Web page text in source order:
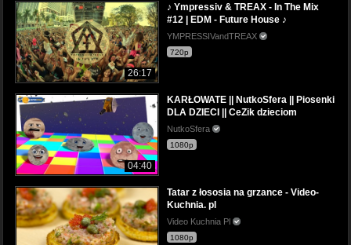
26:17
♪ Ympressiv & TREAX - In The Mix
#12 | EDM - Future House ♪
YMPRESSIVandTREAX
720p
04:40
KARŁOWATE || NutkoSfera || Piosenki
DLA DZIECI || CeZik dzieciom
NutkoSfera
1080p
Tatar z łososia na grzance - Video-
Kuchnia. pl
Video Kuchnia Pl
1080p